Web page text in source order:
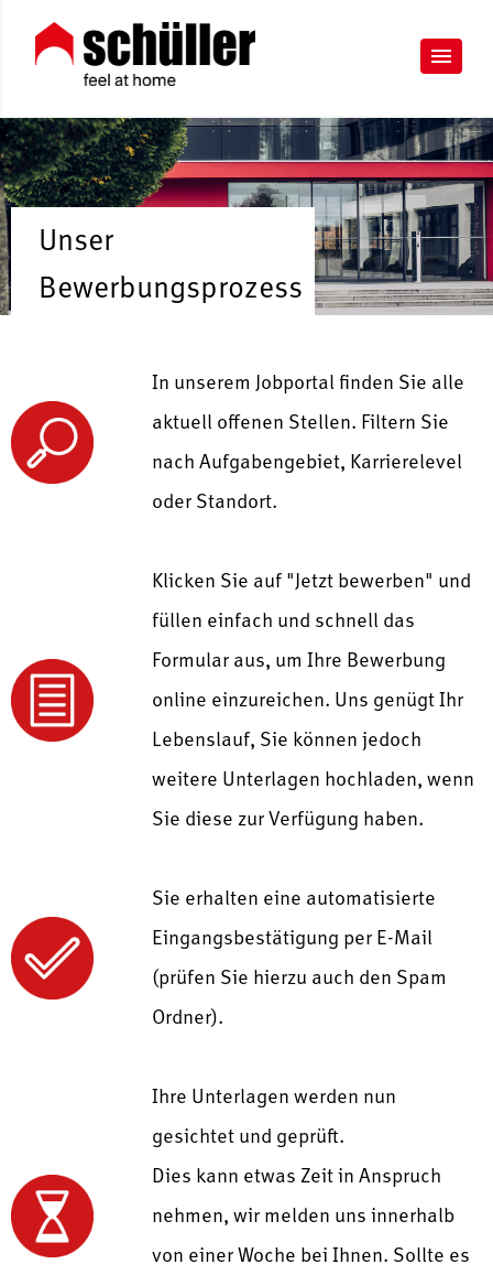
Unser
Bewerbungsprozess
In unserem Jobportal finden Sie alle
aktuell offenen Stellen. Filtern Sie
nach Aufgabengebiet, Karrierelevel
oder Standort.
Klicken Sie auf "Jetzt bewerben" und
füllen einfach und schnell das
Formular aus, um Ihre Bewerbung
online einzureichen. Uns genügt Ihr
Lebenslauf, Sie können jedoch
weitere Unterlagen hochladen, wenn
Sie diese zur Verfügung haben.
Sie erhalten eine automatisierte
Eingangsbestätigung per E-Mail
(prüfen Sie hierzu auch den Spam
Ordner).
Ihre Unterlagen werden nun
gesichtet und geprüft.
Dies kann etwas Zeit in Anspruch
nehmen, wir melden uns innerhalb
von einer Woche bei Ihnen. Sollte es